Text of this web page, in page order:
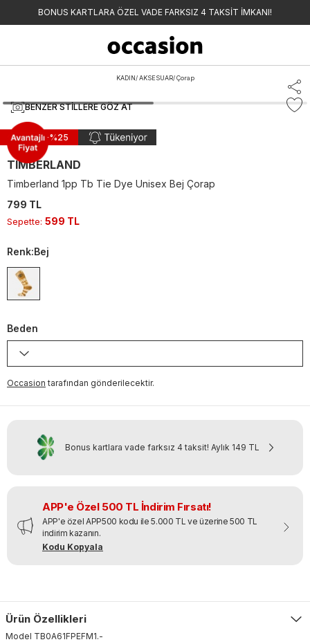
BONUS KARTLARA ÖZEL VADE FARKSIZ 4 TAKSİT İMKANI!
KADIN/ AKSESUAR/ Çorap
BENZER STILLERE GÖZ AT
Sepette -%25
TIMBERLAND
Timberland 1pp Tb Tie Dye Unisex Bej Çorap
799 TL
Sepette: 599 TL
Renk:Bej
Beden
Occasion tarafından gönderilecektir.
Bonus kartlara vade farksız 4 taksit! Aylık 149 TL
APP'e Özel 500 TL İndirim Fırsatı!
APP'e özel APP500 kodu ile 5.000 TL ve üzerine 500 TL
indirim kazanın.
Kodu Kopyala
Ürün Özellikleri
Model TB0A61FPEFM1.-